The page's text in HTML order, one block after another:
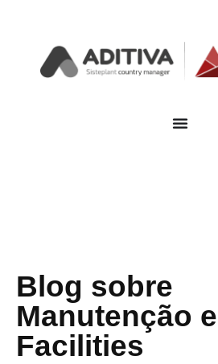
Blog sobre
Manutenção e
Facilities